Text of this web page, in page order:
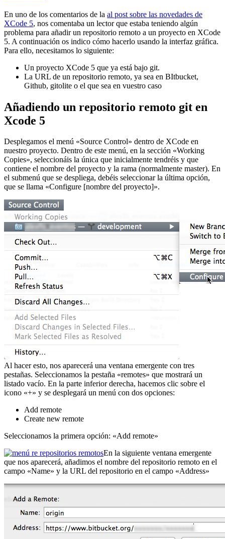
En uno de los comentarios de la al post sobre las novedades de
XCode 5, nos comentaba un lector que estaba teniendo algún
problema para añadir un repositorio remoto a un proyecto en XCode
5. A continuación os indico cómo hacerlo usando la interfaz gráfica.
Para ello, necesitamos lo siguiente:
Un proyecto XCode 5 que ya está bajo git.
La URL de un repositorio remoto, ya sea en BItbucket,
Github, gitolite o el que sea en vuestro caso
Añadiendo un repositorio remoto git en
Xcode 5
Desplegamos el menú «Source Control» dentro de XCode en
nuestro proyecto. Dentro de este menú, en la sección «Working
Copies», seleccionáis la única que inicialmente tendréis y que
contiene el nombre del proyecto y la rama (normalmente master). En
el submenú que se despliega, debéis seleccionar la última opción,
que se llama «Configure [nombre del proyecto]».
Al hacer esto, nos aparecerá una ventana emergente con tres
pestañas. Seleccionamos la pestaña «remotes» que mostrará un
listado vacío. En la parte inferior derecha, hacemos clic sobre el
icono «+» y se desplegará un menú con dos opciones:
Add remote
Create new remote
Seleccionamos la primera opción: «Add remote»
En la siguiente ventana emergente
que nos aparecerá, añadimos el nombre del repositorio remoto en el
campo «Name» y la URL del repositorio en el campo «Address»